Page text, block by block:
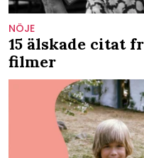
NÖJE
15 älskade citat
filmer